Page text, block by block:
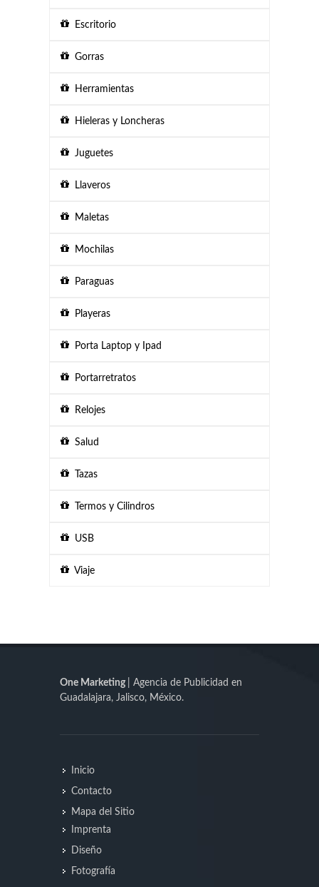
Escritorio
Gorras
Herramientas
Hieleras y Loncheras
Juguetes
Llaveros
Maletas
Mochilas
Paraguas
Playeras
Porta Laptop y Ipad
Portarretratos
Relojes
Salud
Tazas
Termos y Cilindros
USB
Viaje
One Marketing
| Agencia de Publicidad en
Guadalajara, Jalisco, México.
Inicio
Contacto
Mapa del Sitio
Imprenta
Diseño
Fotografía